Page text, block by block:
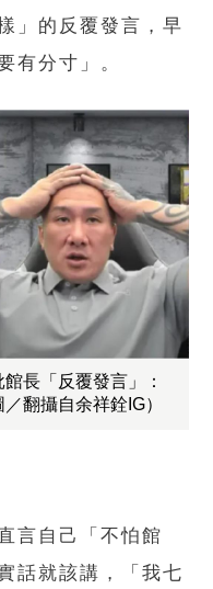
」的反覆發言，早
有分寸」。
長「反覆發言」：
翻攝自余祥銓IG）
言自己「不怕館
話就該講，「我七